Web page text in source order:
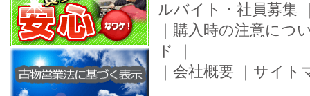
ルバイト・社員募集
｜ 購入時の注意につ
ド
｜
｜ 会社概要 ｜ サイト